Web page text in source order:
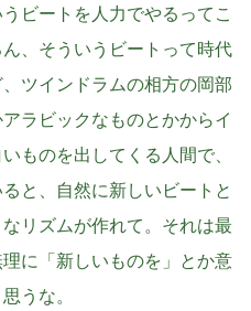
ビートを人力でやるってこ
、そういうビートって時代
ツインドラムの相方の岡部
ラビックなものとかからイ
ものを出してくる人間で、
と、自然に新しいビートと
リズムが作れて。それは最
に「新しいものを」とか意
うな。